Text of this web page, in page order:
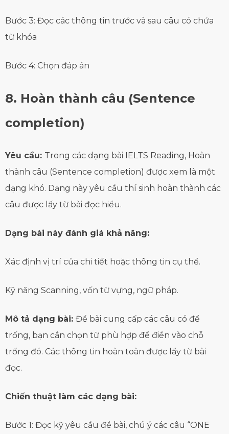
Bước 3: Đọc các thông tin trước và sau câu có chứa
từ khóa
Bước 4: Chọn đáp án
8. Hoàn thành câu (Sentence
completion)
Yêu cầu: Trong các dạng bài IELTS Reading, Hoàn
thành câu (Sentence completion) được xem là một
dạng khó. Dạng này yêu cầu thí sinh hoàn thành các
câu được lấy từ bài đọc hiểu.
Dạng bài này đánh giá khả năng:
Xác định vị trí của chi tiết hoặc thông tin cụ thể.
Kỹ năng Scanning, vốn từ vựng, ngữ pháp.
Mô tả dạng bài: Đề bài cung cấp các câu có để
trống, bạn cần chọn từ phù hợp để điền vào chỗ
trống đó. Các thông tin hoàn toàn được lấy từ bài
đọc.
Chiến thuật làm các dạng bài:
Bước 1: Đọc kỹ yêu cầu đề bài, chú ý các câu “ONE